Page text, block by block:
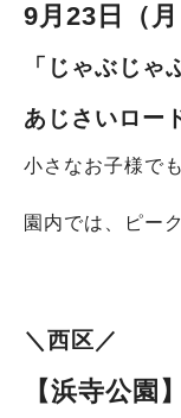
9月23日
（
「じゃぶじゃ
あじさいロー
小さなお子様で
園内では、ピー
＼西区／
【浜寺公園